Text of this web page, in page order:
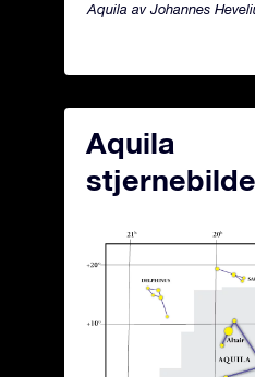
Aquila av Johannes
Aquila